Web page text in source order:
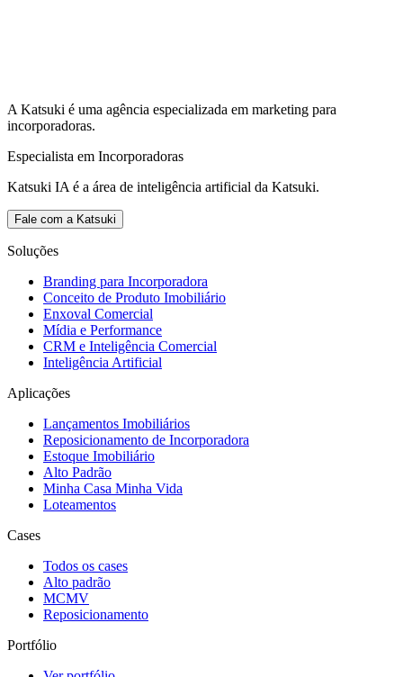
A Katsuki é uma agência especializada em marketing para
incorporadoras.
Especialista em Incorporadoras
Katsuki IA é a área de inteligência artificial da Katsuki.
Fale com a Katsuki
Soluções
Branding para Incorporadora
Conceito de Produto Imobiliário
Enxoval Comercial
Mídia e Performance
CRM e Inteligência Comercial
Inteligência Artificial
Aplicações
Lançamentos Imobiliários
Reposicionamento de Incorporadora
Estoque Imobiliário
Alto Padrão
Minha Casa Minha Vida
Loteamentos
Cases
Todos os cases
Alto padrão
MCMV
Reposicionamento
Portfólio